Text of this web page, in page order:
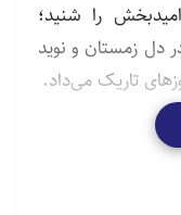
را شنید؛
دل زمستان و نوید
تاریک می‌داد.
ارمنی‌نشین
حاکم بر آن